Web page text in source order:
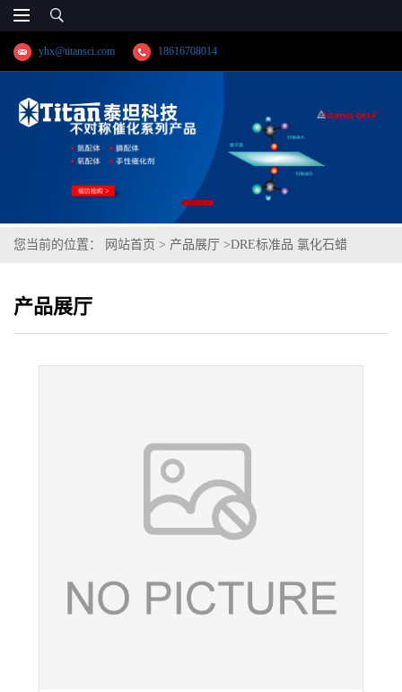
yhx@titansci.com 18616708014
您当前的位置： 网站首页 > 产品展厅 >DRE标准品 氯化石蜡
产品展厅